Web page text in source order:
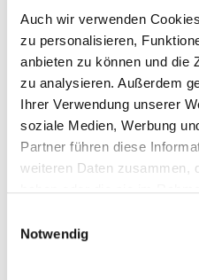
Auch wir verwenden
zu personalisieren,
anbieten zu können und die
zu analysieren. Außerdem
Ihrer Verwendung unserer
soziale Medien, Werbung
Partner führen diese
weiteren Daten zusammen,
Notwendig